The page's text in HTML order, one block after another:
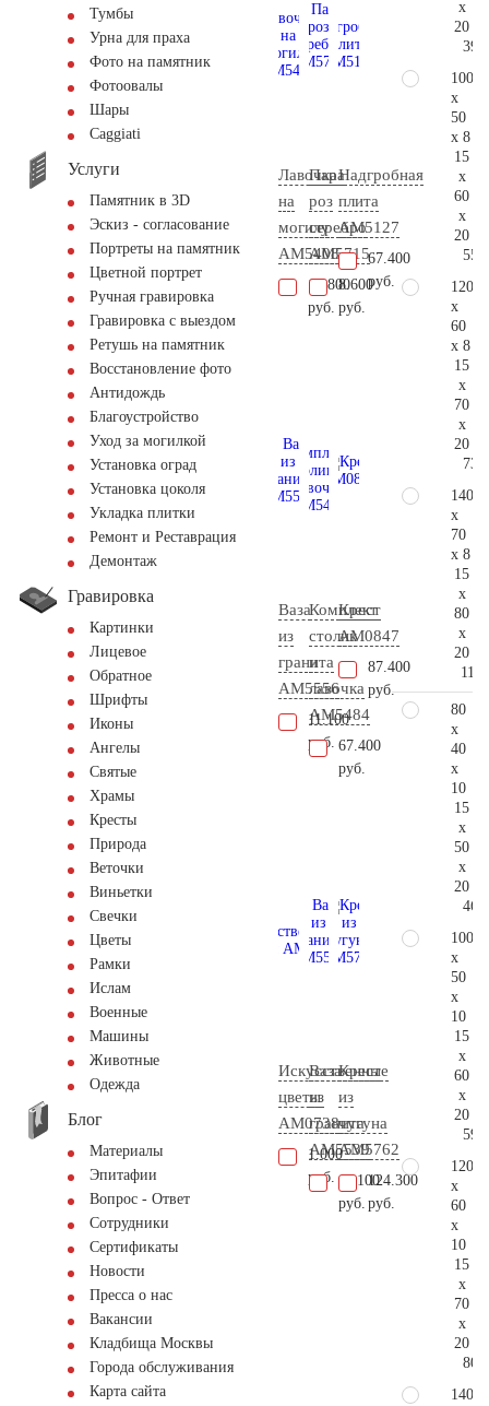
Тумбы
Урна для праха
Фото на памятник
Фотоовалы
Шары
Сaggiati
Услуги
Памятник в 3D
Эскиз - согласование
Портреты на памятник
Цветной портрет
Ручная гравировка
Гравировка с выездом
Ретушь на памятник
Восстановление фото
Антидождь
Благоустройство
Уход за могилкой
Установка оград
Установка цоколя
Укладка плитки
Ремонт и Реставрация
Демонтаж
Гравировка
Картинки
Лицевое
Обратное
Шрифты
Иконы
Ангелы
Святые
Храмы
Кресты
Природа
Веточки
Виньетки
Свечки
Цветы
Рамки
Ислам
Военные
Машины
Животные
Одежда
Блог
Материалы
Эпитафии
Вопрос - Ответ
Сотрудники
Сертификаты
Новости
Пресса о нас
Вакансии
Кладбища Москвы
Города обслуживания
Карта сайта
Лавочка
на
могилу
AM5408
10.800
руб.
Пара
роз
серебро
AM5715
8.600
руб.
Надгробная
плита
AM5127
67.400
руб.
Ваза
из
гранита
AM5556
11.100
руб.
Комплект
столик
и
лавочка
AM5484
67.400
руб.
Крест
AM0847
87.400
руб.
Искусственные
цветы
AM0738
1.000
руб.
Ваза
из
гранита
AM5539
11.100
руб.
Крест
из
чугуна
AM5762
124.300
руб.
x
20
100
x
50
x 8
15
x
60
x
20
120
x
60
x 8
15
x
70
x
20
140
x
70
x 8
15
x
80
x
20
80
x
40
x
10
15
x
50
x
20
100
x
50
x
10
15
x
60
x
20
120
x
60
x
10
15
x
70
x
20
140